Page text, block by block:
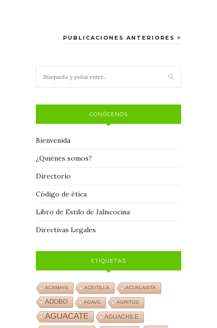
PUBLICACIONES ANTERIORES
CONÓCENOS
Bienvenida
¿Quiénes somos?
Directorio
Código de ética
Libro de Estilo de Jaliscocina
Directivas Legales
ETIQUETAS
ACAMAYA ACEITILLA ACUALAISTA
ADOBO AGAVE AGRITOS
AGUACATE AGUACHILE